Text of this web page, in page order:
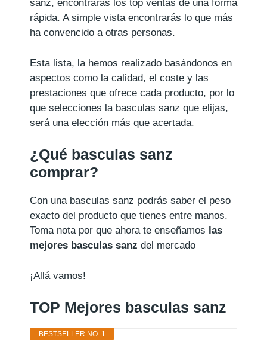
sanz, encontrarás los top ventas de una forma
rápida. A simple vista encontrarás lo que más
ha convencido a otras personas.
Esta lista, la hemos realizado basándonos en
aspectos como la calidad, el coste y las
prestaciones que ofrece cada producto, por lo
que selecciones la basculas sanz que elijas,
será una elección más que acertada.
¿Qué basculas sanz
comprar?
Con una basculas sanz podrás saber el peso
exacto del producto que tienes entre manos.
Toma nota por que ahora te enseñamos las
mejores basculas sanz del mercado
¡Allá vamos!
TOP Mejores basculas sanz
BESTSELLER NO. 1